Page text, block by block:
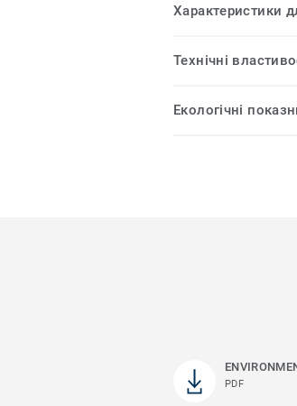
Характеристики
Технічні
Екологічні
PDF